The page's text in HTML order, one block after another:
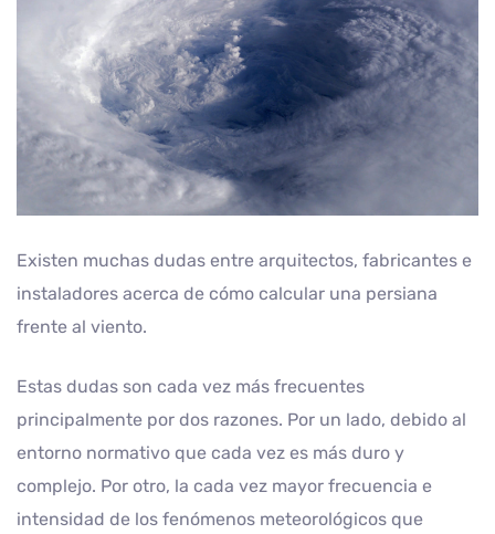
Existen muchas dudas entre arquitectos, fabricantes e
instaladores acerca de cómo calcular una persiana
frente al viento.
Estas dudas son cada vez más frecuentes
principalmente por dos razones. Por un lado, debido al
entorno normativo que cada vez es más duro y
complejo. Por otro, la cada vez mayor frecuencia e
intensidad de los fenómenos meteorológicos que